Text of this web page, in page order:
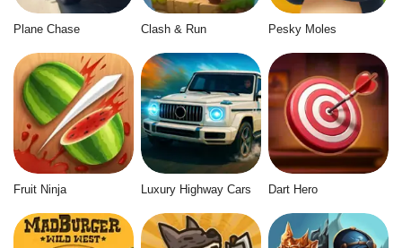
Plane Chase Clash & Run Pesky Moles
Fruit Ninja Luxury Highway Cars Dart Hero